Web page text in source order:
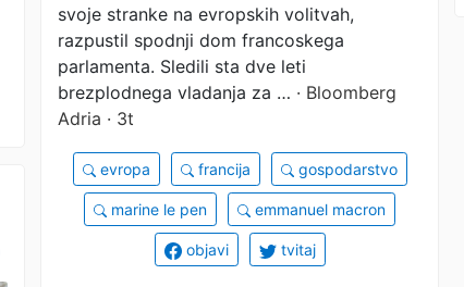
svoje stranke na evropskih volitvah,
razpustil spodnji dom francoskega
parlamenta. Sledili sta dve leti
brezplodnega vladanja za … · Bloomberg
Adria · 3t
evropa francija gospodarstvo
marine le pen emmanuel macron
objavi tvitaj